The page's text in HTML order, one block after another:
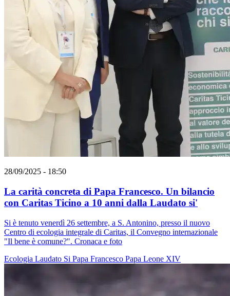
28/09/2025 - 18:50
La carità concreta di Papa Francesco. Un bilancio
con Caritas Ticino a 10 anni dalla Laudato si'
Si è tenuto venerdì 26 settembre, a S. Antonino, presso il nuovo
Centro di ecologia integrale di Caritas, il Convegno internazionale
"Il bene è comune?". Cronaca e foto
Ecologia Laudato Si Papa Francesco Papa Leone XIV